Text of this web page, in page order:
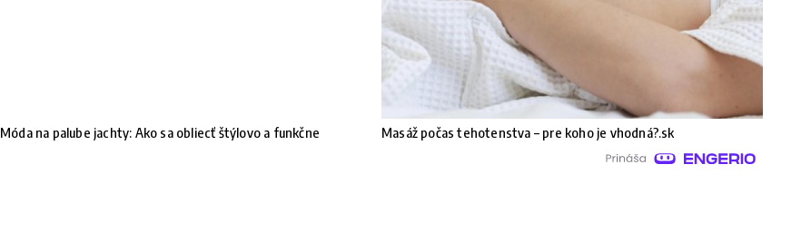
Móda na palube jachty: Ako sa obliecť štýlovo a funkčne Masáž počas tehotenstva – pre koho je vhodná?.sk